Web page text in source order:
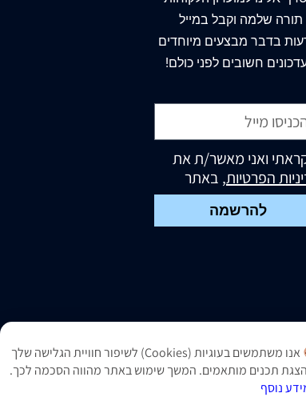
שלמה וקבל במייל
בדבר מבצעים מיוחדים
חשובים לפני כולם!
ואני מאשר/ת את
הפרטיות, באתר
להרשמה
אנו משתמשים בעוגיות (Cookies) לשיפור חוויית הגלישה שלך
תכנים מותאמים. המשך שימוש באתר מהווה הסכמה לכך.
נוסף